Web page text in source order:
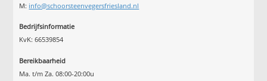
M: info@schoorsteenvegersfriesland.nl
Bedrijfsinformatie
KvK: 66539854
Bereikbaarheid
Ma. t/m Za. 08:00-20:00u